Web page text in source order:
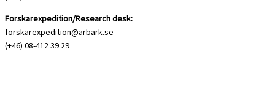
Forskarexpedition/Research desk:
forskarexpedition@arbark.se
(+46) 08-412 39 29